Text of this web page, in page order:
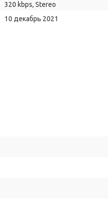
320 kbps, Stereo
10 декабрь 2021